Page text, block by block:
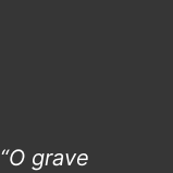
“O grave